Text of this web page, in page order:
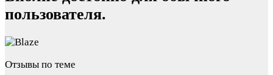
пользователя.
Отзывы по теме